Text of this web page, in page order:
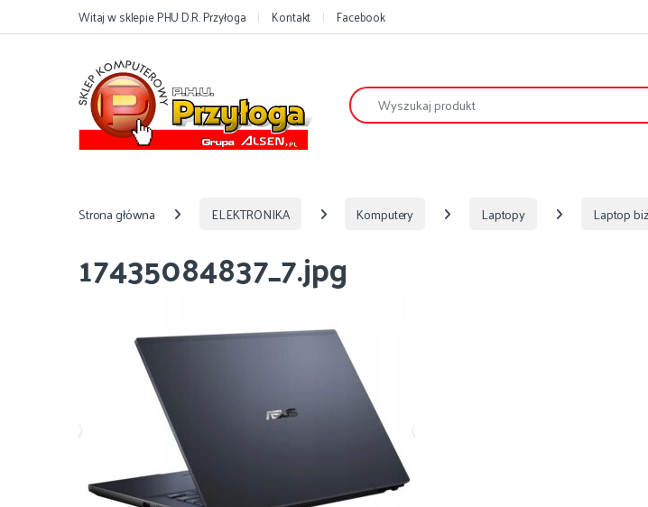
Przejdź do nawigacji
Przejdź do treściWitaj w sklepie PHU D.R. Przyłoga Kontakt Facebook
Szukaj:
Strona główna ELEKTRONIKA Komputery Laptopy Laptop
17435084837_7.jpg